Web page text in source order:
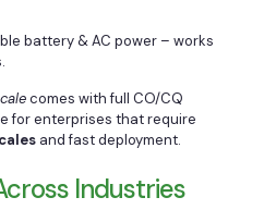
battery & AC power – works
comes with full CO/CQ
for enterprises that require
and fast deployment.
Industries